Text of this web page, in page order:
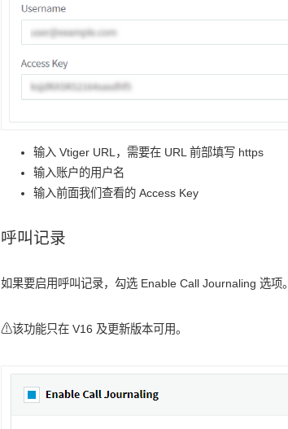
输入 Vtiger URL，需要在 URL 前部填写 https
输入账户的用户名
输入前面我们查看的 Access Key
呼叫记录
如果要启用呼叫记录，勾选 Enable Call Journaling 选项。
⚠该功能只在 V16 及更新版本可用。